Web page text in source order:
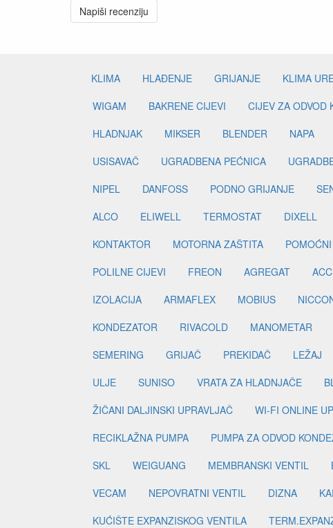
Napiši recenziju
KLIMA HLAĐENJE GRIJANJE KLIMA
WIGAM
BAKRENE CIJEVI CIJEV ZA ODVOD
HLADNJAK
MIKSER BLENDER NAPA
USISAVAČ
UGRADBENA PEĆNICA
NIPEL
DANFOSS PODNO GRIJANJE
ALCO
ELIWELL TERMOSTAT DIXELL
KONTAKTOR
MOTORNA ZAŠTITA
POLILNE CIJEVI
FREON AGREGAT
IZOLACIJA
ARMAFLEX MOBIUS
KONDEZATOR
RIVACOLD MANOMETAR
SEMERING
GRIJAČ PREKIDAČ LEŽAJ
ULJE
SUNISO VRATA ZA HLADNJAČE
ŽIČANI DALJINSKI UPRAVLJAČ
WI-FI ONLINE
RECIKLAŽNA PUMPA
PUMPA ZA ODVOD
SKL
WEIGUANG MEMBRANSKI VENTIL
VECAM
NEPOVRATNI VENTIL DIZNA
KUĆIŠTE EXPANZISKOG VENTILA